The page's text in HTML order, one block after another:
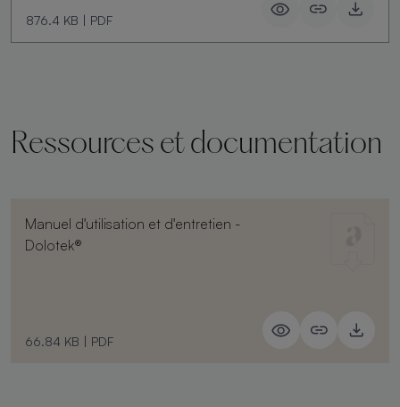
876.4 KB | PDF
Ressources et documentation
Manuel d'utilisation et d'entretien -
Dolotek®
66.84 KB | PDF